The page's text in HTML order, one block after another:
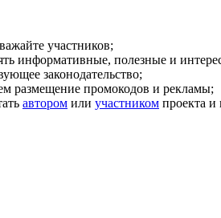
участников;
информативные, полезные и
законодательство;
размещение промокодов и рекламы;
автором или участником проекта и